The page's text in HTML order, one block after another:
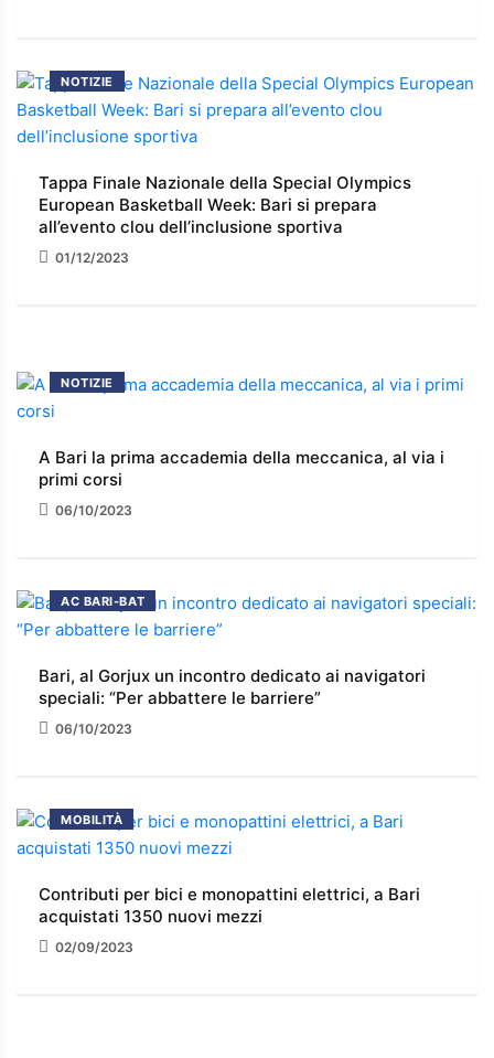
NOTIZIE
Tappa Finale Nazionale della Special Olympics
European Basketball Week: Bari si prepara
all’evento clou dell’inclusione sportiva
01/12/2023
NOTIZIE
A Bari la prima accademia della meccanica, al via i
primi corsi
06/10/2023
AC BARI-BAT
Bari, al Gorjux un incontro dedicato ai navigatori
speciali: “Per abbattere le barriere”
06/10/2023
MOBILITÀ
Contributi per bici e monopattini elettrici, a Bari
acquistati 1350 nuovi mezzi
02/09/2023